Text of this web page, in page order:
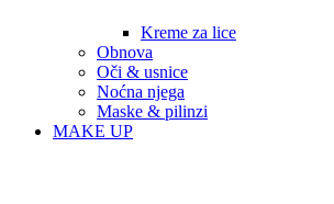
Kreme za lice
Obnova
Oči & usnice
Noćna njega
Maske & pilinzi
MAKE UP